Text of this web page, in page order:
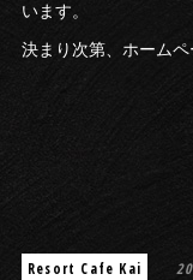
います。
決まり次第、ホーム
Resort Cafe Kai